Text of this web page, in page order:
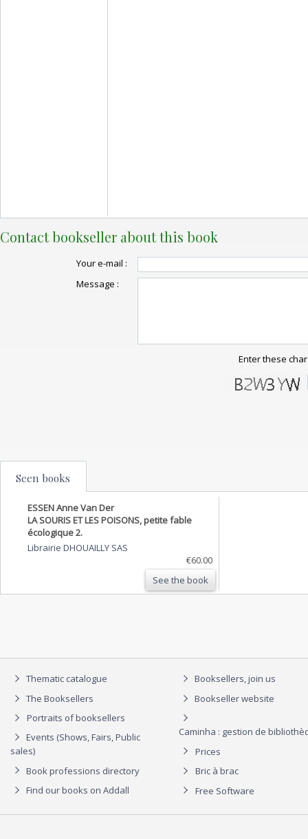
Contact bookseller about this book
Your e-mail :
Message :
Enter these
Seen books
ESSEN Anne Van Der
LA SOURIS ET LES POISONS, petite fable
écologique 2.
Librairie DHOUAILLY SAS
€60.00
See the book
Thematic catalogue
The Booksellers
Portraits of booksellers
Events (Shows, Fairs, Public
sales)
Book professions directory
Find our books on Addall
Booksellers, join us
Bookseller website
Caminha : gestion de
Prices
Bric à brac
Free Software